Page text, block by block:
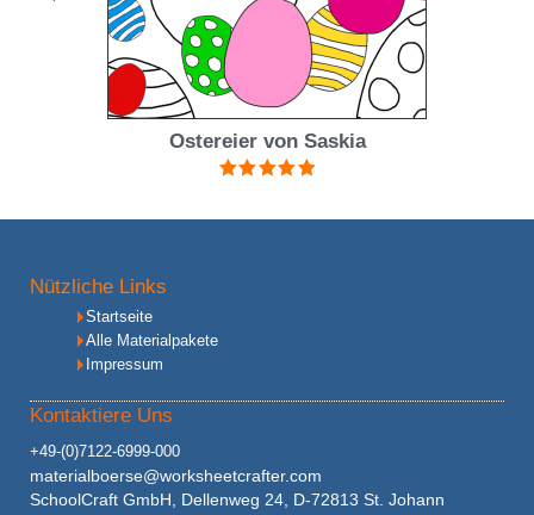
Ostereier von Saskia
Nützliche Links
Startseite
Alle Materialpakete
Impressum
Kontaktiere Uns
+49-(0)7122-6999-000
materialboerse@worksheetcrafter.com
SchoolCraft GmbH, Dellenweg 24, D-72813 St. Johann